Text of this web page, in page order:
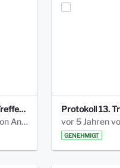
Protokoll 14. Treffen 20160613 AG Bismarckplatz.pdf
vor 5 Jahren von Anni Schlumberger
GENEHMIGT